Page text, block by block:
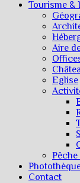
Tourisme &
Aire
Eglise
Contact